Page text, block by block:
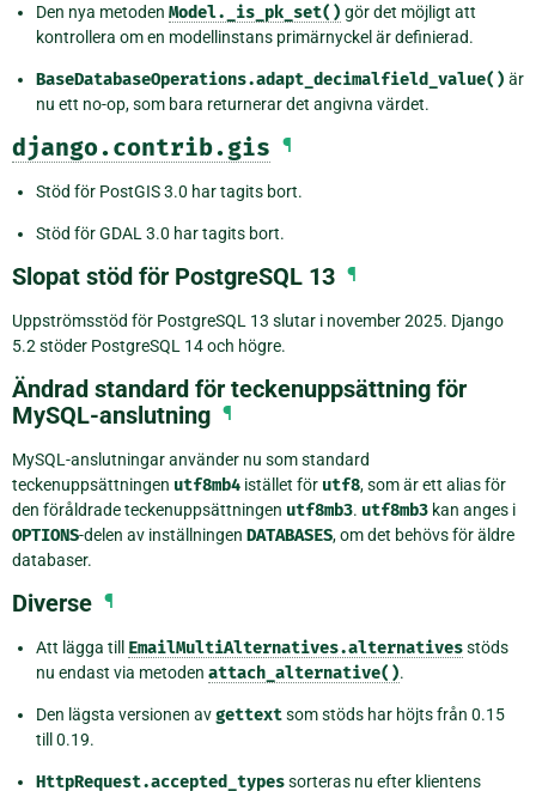
Den nya metoden Model._is_pk_set() gör det möjligt att
kontrollera om en modellinstans primärnyckel är definierad.
BaseDatabaseOperations.adapt_decimalfield_value() är
nu ett no-op, som bara returnerar det angivna värdet.
django.contrib.gis ¶
Stöd för PostGIS 3.0 har tagits bort.
Stöd för GDAL 3.0 har tagits bort.
Slopat stöd för PostgreSQL 13 ¶
Uppströmsstöd för PostgreSQL 13 slutar i november 2025. Django
5.2 stöder PostgreSQL 14 och högre.
Ändrad standard för teckenuppsättning för
MySQL-anslutning ¶
MySQL-anslutningar använder nu som standard
teckenuppsättningen utf8mb4 istället för utf8, som är ett alias för
den föråldrade teckenuppsättningen utf8mb3. utf8mb3 kan anges i
OPTIONS-delen av inställningen DATABASES, om det behövs för äldre
databaser.
Diverse ¶
Att lägga till EmailMultiAlternatives.alternativesstöds
nu endast via metoden attach_alternative().
Den lägsta versionen avgettextsom stöds har höjts från 0.15
till 0.19.
HttpRequest.accepted_typessorteras nu efter klientens